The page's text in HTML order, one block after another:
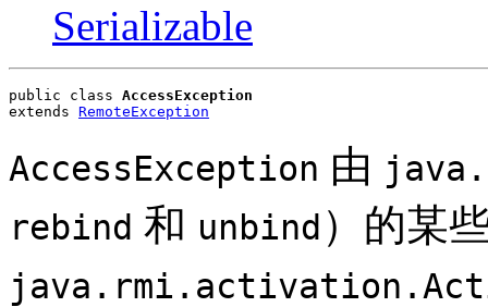
Serializable
public class AccessException
extends RemoteException
AccessException 由
rebind 和 unbind ）的某